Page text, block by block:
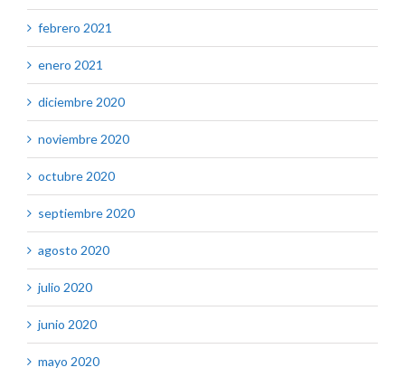
febrero 2021
enero 2021
diciembre 2020
noviembre 2020
octubre 2020
septiembre 2020
agosto 2020
julio 2020
junio 2020
mayo 2020